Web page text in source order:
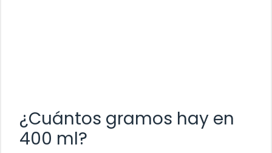
¿Cuántos gramos hay en
400 ml?